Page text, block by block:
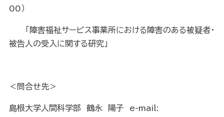
00）
「障害福祉サービス事業所における障害のある被疑者・
被告人の受入に関する研究」
＜問合せ先＞
島根大学人間科学部 鶴永 陽子 e-mail: